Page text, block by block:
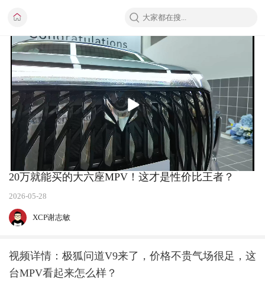
播
放
20万就能买的大六座MPV！这才是性价比王者？
2026-05-28
XCP谢志敏
视频详情：极狐问道V9来了，价格不贵气场很足，这
台MPV看起来怎么样？